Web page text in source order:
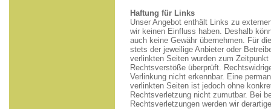
Haftung für Links
Unser Angebot enthält Links zu
wir keinen Einfluss haben. Deshalb
auch keine Gewähr übernehmen. Für
stets der jeweilige Anbieter oder
verlinkten Seiten wurden zum
Rechtsverstöße überprüft.
Verlinkung nicht erkennbar. Eine
verlinkten Seiten ist jedoch ohne
Rechtsverletzung nicht zumutbar. Bei
Rechtsverletzungen werden wir